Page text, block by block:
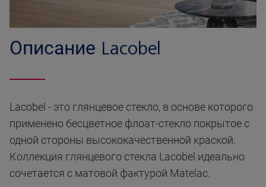
Описание Lacobel
Lacobel - это глянцевое стекло, в основе которого
применено бесцветное флоат-стекло покрытое с
одной стороны высококачественной краской.
Коллекция глянцевого стекла Lacobel идеально
сочетается с матовой фактурой Matelac.